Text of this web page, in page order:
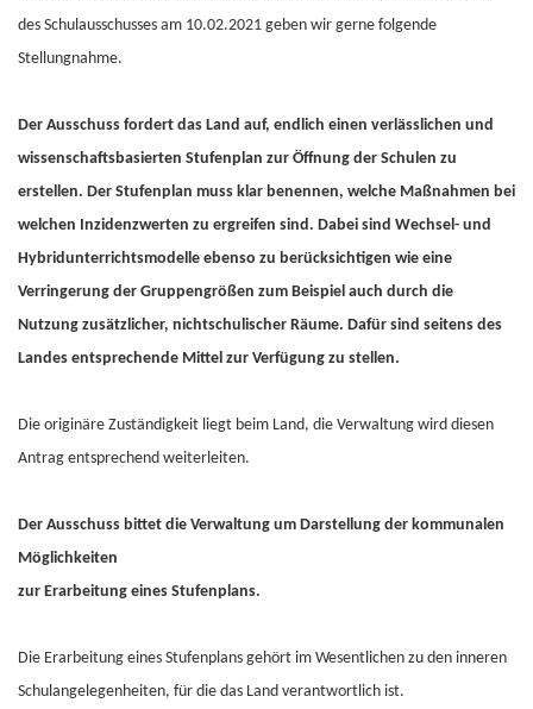
des Schulausschusses am 10.02.2021 geben wir gerne folgende
Stellungnahme.
Der Ausschuss fordert das Land auf, endlich einen verlässlichen und
wissenschaftsbasierten Stufenplan zur Öffnung der Schulen zu
erstellen. Der Stufenplan muss klar benennen, welche Maßnahmen bei
welchen Inzidenzwerten zu ergreifen sind. Dabei sind Wechsel- und
Hybridunterrichtsmodelle ebenso zu berücksichtigen wie eine
Verringerung der Gruppengrößen zum Beispiel auch durch die
Nutzung zusätzlicher, nichtschulischer Räume. Dafür sind seitens des
Landes entsprechende Mittel zur Verfügung zu stellen.
Die originäre Zuständigkeit liegt beim Land, die Verwaltung wird diesen
Antrag entsprechend weiterleiten.
Der Ausschuss bittet die Verwaltung um Darstellung der kommunalen
Möglichkeiten
zur Erarbeitung eines Stufenplans.
Die Erarbeitung eines Stufenplans gehört im Wesentlichen zu den inneren
Schulangelegenheiten, für die das Land verantwortlich ist.